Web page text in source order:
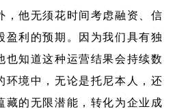
，他无须花时间考虑融资、信
盈利的预期。因为我们具有独
也知道这种运营结果会持续数
环境中，无论是托尼本人，还
藏的无限潜能，转化为企业成